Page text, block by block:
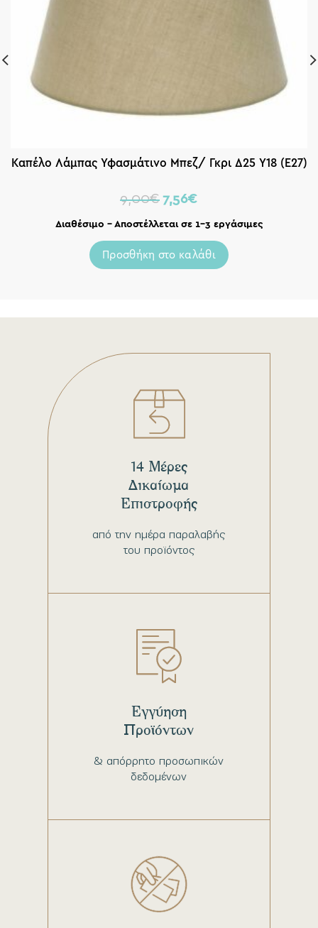
Καπέλο Λάμπας Υφασμάτινο Μπεζ/ Γκρι Δ25 Υ18 (E27)
9,00€ 7,56€
Διαθέσιμο – Αποστέλλεται σε 1-3 εργάσιμες
Προσθήκη στο καλάθι
από την ημέρα παραλαβής
του προϊόντος
14 Μέρες
Δικαίωμα
Επιστροφής
& απόρρητο προσωπικών
δεδομένων
Εγγύηση
Προϊόντων